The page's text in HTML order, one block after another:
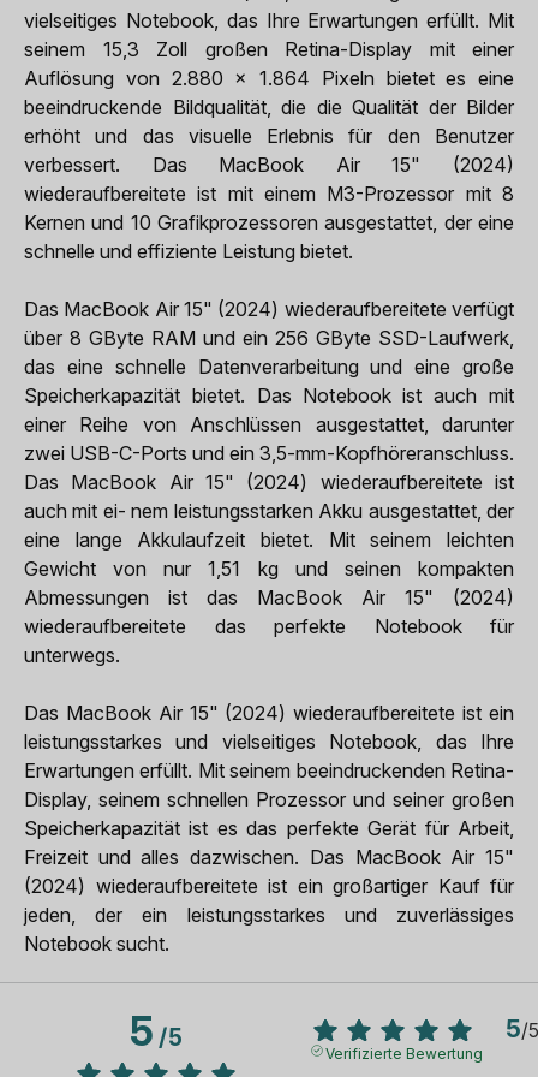
vielseitiges Notebook, das Ihre Erwartungen erfüllt. Mit
seinem 15,3 Zoll großen Retina-Display mit einer
Auflösung von 2.880 x 1.864 Pixeln bietet es eine
beeindruckende Bildqualität, die die Qualität der Bilder
erhöht und das visuelle Erlebnis für den Benutzer
verbessert. Das MacBook Air 15" (2024)
wiederaufbereitete ist mit einem M3-Prozessor mit 8
Kernen und 10 Grafikprozessoren ausgestattet, der eine
schnelle und effiziente Leistung bietet.
Das MacBook Air 15" (2024) wiederaufbereitete verfügt
über 8 GByte RAM und ein 256 GByte SSD-Laufwerk,
das eine schnelle Datenverarbeitung und eine große
Speicherkapazität bietet. Das Notebook ist auch mit
einer Reihe von Anschlüssen ausgestattet, darunter
zwei USB-C-Ports und ein 3,5-mm-Kopfhöreranschluss.
Das MacBook Air 15" (2024) wiederaufbereitete ist
auch mit ei- nem leistungsstarken Akku ausgestattet, der
eine lange Akkulaufzeit bietet. Mit seinem leichten
Gewicht von nur 1,51 kg und seinen kompakten
Abmessungen ist das MacBook Air 15" (2024)
wiederaufbereitete das perfekte Notebook für
unterwegs.
Das MacBook Air 15" (2024) wiederaufbereitete ist ein
leistungsstarkes und vielseitiges Notebook, das Ihre
Erwartungen erfüllt. Mit seinem beeindruckenden Retina-
Display, seinem schnellen Prozessor und seiner großen
Speicherkapazität ist es das perfekte Gerät für Arbeit,
Freizeit und alles dazwischen. Das MacBook Air 15"
(2024) wiederaufbereitete ist ein großartiger Kauf für
jeden, der ein leistungsstarkes und zuverlässiges
Notebook sucht.
5/5 5/5
Verifizierte Bewertung